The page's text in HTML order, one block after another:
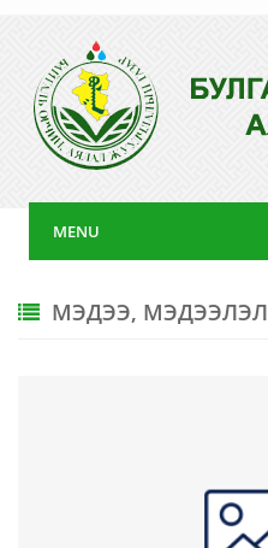
MENU
МЭДЭЭ, МЭДЭЭЛЭЛ